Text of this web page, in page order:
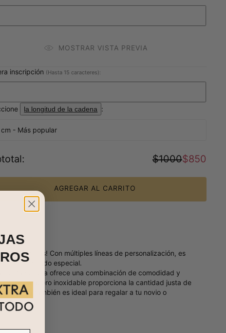
MOSTRAR VISTA PREVIA
inscripción (Hasta 15 caracteres):
la longitud de la cadena :
cm - Más popular
: $1000$850
AGREGAR AL CARRITO
alturas! Con múltiples líneas de personalización, es
un significado especial.
esta pulsera ofrece una combinación de comodidad y
de acero inoxidable proporciona la cantidad justa de
pulsera también es ideal para regalar a tu novio o